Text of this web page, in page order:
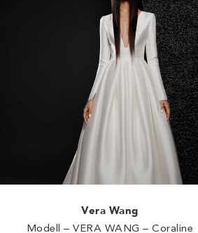
Vera Wang
Modell – VERA WANG – Coraline